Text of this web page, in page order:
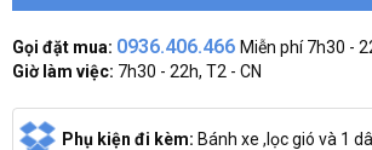
Gọi đặt mua: 0936.406.466 Miễn phí 7h30 -
Giờ làm việc: 7h30 - 22h, T2 - CN
Phụ kiện đi kèm: Bánh xe ,lọc gió và 1